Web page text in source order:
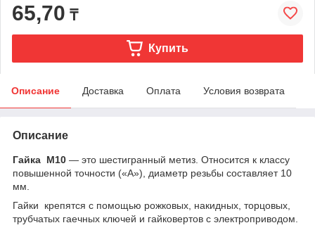
65,70 ₸
Купить
Описание Доставка Оплата Условия возврата
Описание
Гайка М10 — это шестигранный метиз. Относится к классу
повышенной точности («А»), диаметр резьбы составляет 10
мм.
Гайки крепятся с помощью рожковых, накидных, торцовых,
трубчатых гаечных ключей и гайковертов с электроприводом.